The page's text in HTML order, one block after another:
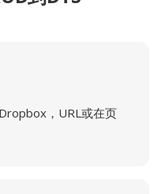
，URL或在页